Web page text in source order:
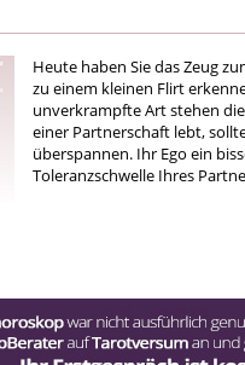
Heute haben Sie das Zeug
zu einem kleinen Flirt
unverkrampfte Art stehen
einer Partnerschaft lebt,
überspannen. Ihr Ego ein
Toleranzschwelle Ihres